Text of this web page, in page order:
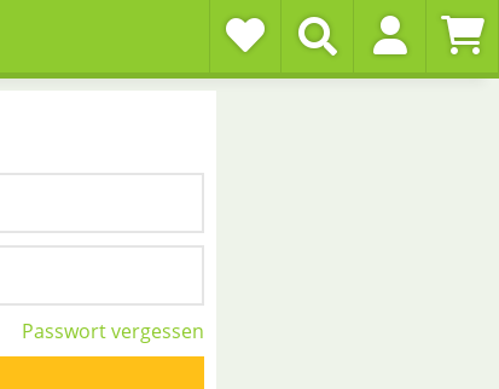
Passwort vergessen